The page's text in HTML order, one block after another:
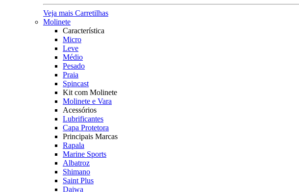
Veja mais Carretilhas
Molinete
Característica
Micro
Leve
Médio
Pesado
Praia
Spincast
Kit com Molinete
Molinete e Vara
Acessórios
Lubrificantes
Capa Protetora
Principais Marcas
Rapala
Marine Sports
Albatroz
Shimano
Saint Plus
Daiwa